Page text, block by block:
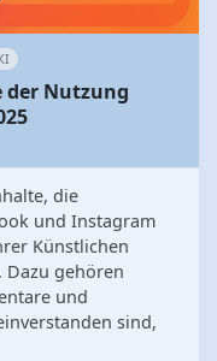
der Nutzung
die
und Instagram
Künstlichen
Dazu gehören
und
sind,